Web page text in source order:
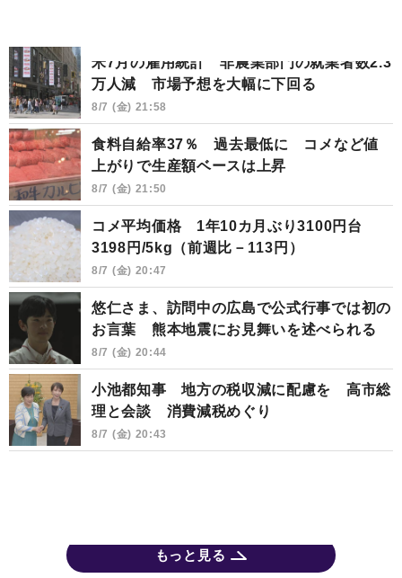
米7月の雇用統計 非農業部門の就業者数2.3
万人減 市場予想を大幅に下回る
8/7 (金) 21:58
食料自給率37％ 過去最低に コメなど値
上がりで生産額ベースは上昇
8/7 (金) 21:50
コメ平均価格 1年10カ月ぶり3100円台
3198円/5kg（前週比－113円）
8/7 (金) 20:47
悠仁さま、訪問中の広島で公式行事では初の
お言葉 熊本地震にお見舞いを述べられる
8/7 (金) 20:44
小池都知事 地方の税収減に配慮を 高市総
理と会談 消費減税めぐり
8/7 (金) 20:43
もっと見る